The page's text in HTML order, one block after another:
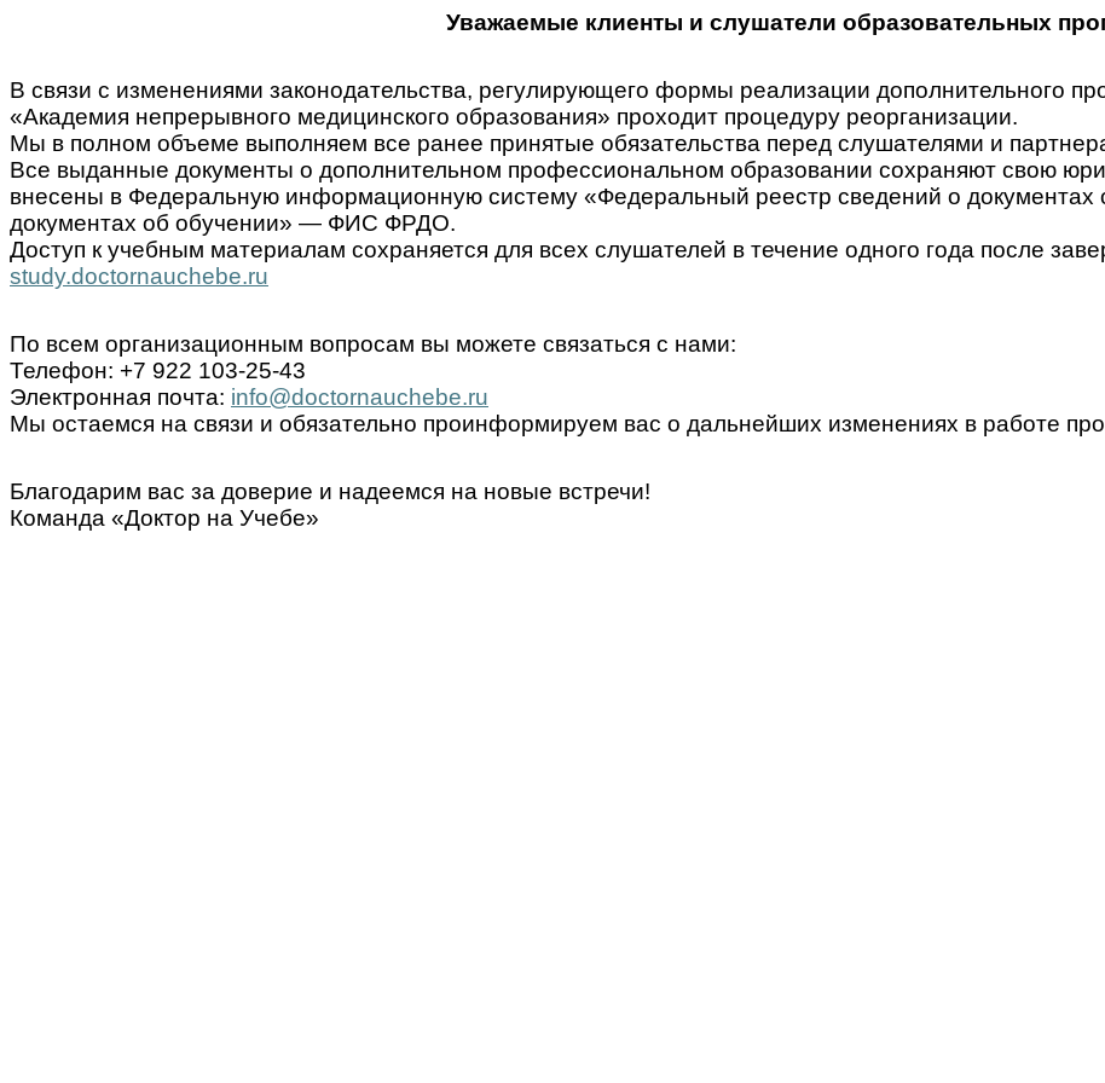
Уважаемые клиенты и слушатели образовательных
В связи с изменениями законодательства, регулирующего формы реализации дополнительного
«Академия непрерывного медицинского образования» проходит процедуру реорганизации.
Мы в полном объеме выполняем все ранее принятые обязательства перед слушателями и
Все выданные документы о дополнительном профессиональном образовании сохраняют свою
внесены в Федеральную информационную систему «Федеральный реестр сведений о документах
документах об обучении» — ФИС ФРДО.
Доступ к учебным материалам сохраняется для всех слушателей в течение одного года после
study.doctornauchebe.ru
По всем организационным вопросам вы можете связаться с нами:
Телефон: +7 922 103-25-43
Электронная почта: info@doctornauchebe.ru
Мы остаемся на связи и обязательно проинформируем вас о дальнейших изменениях в работе
Благодарим вас за доверие и надеемся на новые встречи!
Команда «Доктор на Учебе»